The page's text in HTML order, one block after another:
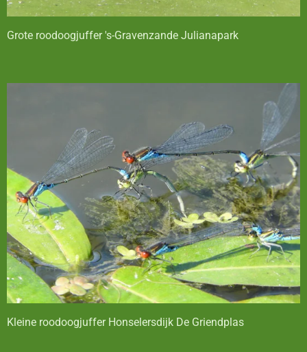
Grote roodoogjuffer 's-Gravenzande Julianapark
Kleine roodoogjuffer Honselersdijk De Griendplas